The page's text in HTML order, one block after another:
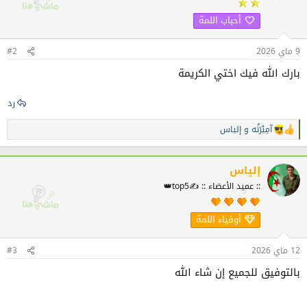
أحباب اللمة
9 ماي 2026 #2
بارك الله فيك اختي الكريمة
رد
ا
ل
ت
ف
ا
ع
آمِيْرَتُه و إلياس
إلياس
:: عميد الأعضاء :: ✍️top5👑
أوفياء اللمة
12 ماي 2026 #3
بالتوفيق للجميع إن شاء الله